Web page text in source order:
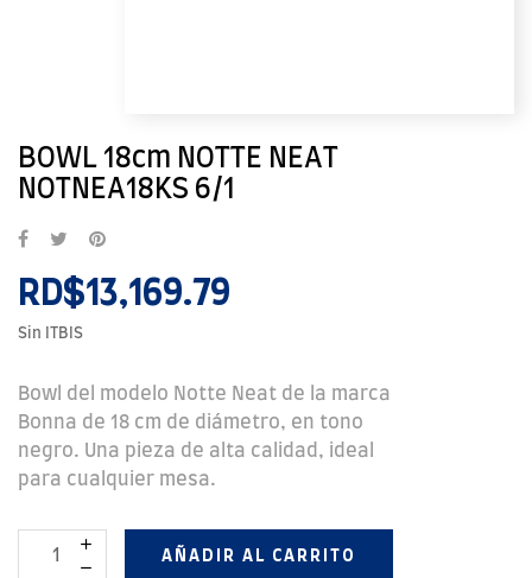
BOWL 18cm NOTTE NEAT
NOTNEA18KS 6/1
RD$13,169.79
Sin ITBIS
Bowl del modelo Notte Neat de la marca
Bonna de 18 cm de diámetro, en tono
negro. Una pieza de alta calidad, ideal
para cualquier mesa.
AÑADIR AL CARRITO